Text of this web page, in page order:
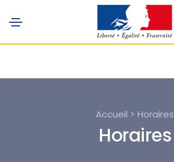
Accueil > Horaires
Horaires